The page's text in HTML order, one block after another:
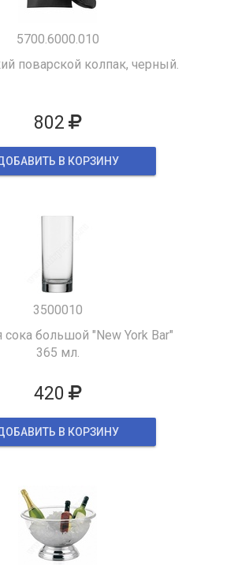
5700.6000.010
поварской колпак, черный.
802
В КОРЗИНУ
3500010
сока большой "New York Bar"
365 мл.
420
В КОРЗИНУ